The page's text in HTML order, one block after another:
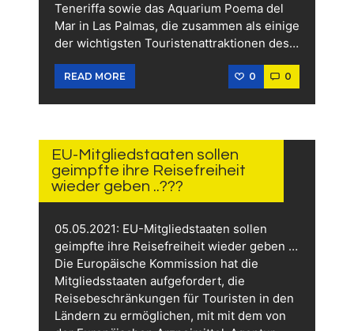
Teneriffa sowie das Aquarium Poema del
Mar in Las Palmas, die zusammen als einige
der wichtigsten Touristenattraktionen des…
READ MORE 0 0
EU-Mitgliedstaaten sollen
geimpfte ihre Reisefreiheit
wieder geben ..???
05.05.2021: EU-Mitgliedstaaten sollen
geimpfte ihre Reisefreiheit wieder geben …
Die Europäische Kommission hat die
Mitgliedsstaaten aufgefordert, die
Reisebeschränkungen für Touristen in den
Ländern zu ermöglichen, mit mit dem von